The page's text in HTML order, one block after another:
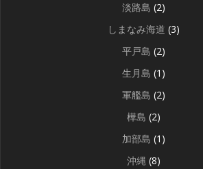
淡路島 (2)
しまなみ海道 (3)
平戸島 (2)
生月島 (1)
軍艦島 (2)
樺島 (2)
加部島 (1)
沖縄 (8)